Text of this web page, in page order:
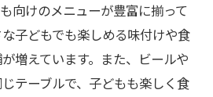
しい楽しみ方：未来の外食の
向けのメニューが豊富に揃って
子どもでも楽しめる味付けや食
増えています。また、ビールや
テーブルで、子どもも楽しく食